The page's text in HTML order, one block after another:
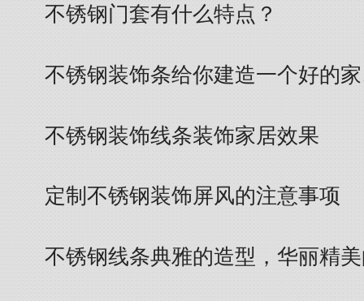
不锈钢门套有什么特点？
不锈钢装饰条给你建造一个好的
不锈钢装饰线条装饰家居效果
定制不锈钢装饰屏风的注意事项
不锈钢线条典雅的造型，华丽精